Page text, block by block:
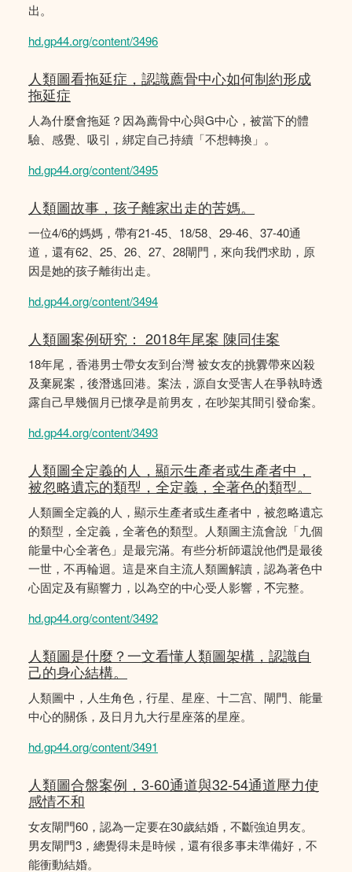
出。
hd.gp44.org/content/3496
人類圖看拖延症，認識薦骨中心如何制約形成
拖延症
人為什麼會拖延？因為薦骨中心與G中心，被當下的體
驗、感覺、吸引，綁定自己持續「不想轉換」。
hd.gp44.org/content/3495
人類圖故事，孩子離家出走的苦媽。
一位4/6的媽媽，帶有21-45、18/58、29-46、37-40通
道，還有62、25、26、27、28閘門，來向我們求助，原
因是她的孩子離街出走。
hd.gp44.org/content/3494
人類圖案例研究： 2018年尾案 陳同佳案
18年尾，香港男士帶女友到台灣 被女友的挑釁帶來凶殺
及棄屍案，後潛逃回港。案法，源自女受害人在爭執時透
露自己早幾個月已懷孕是前男友，在吵架其間引發命案。
hd.gp44.org/content/3493
人類圖全定義的人，顯示生產者或生產者中，
被忽略遺忘的類型，全定義，全著色的類型。
人類圖全定義的人，顯示生產者或生產者中，被忽略遺忘
的類型，全定義，全著色的類型。人類圖主流會說「九個
能量中心全著色」是最完滿。有些分析師還說他們是最後
一世，不再輪迴。這是來自主流人類圖解讀，認為著色中
心固定及有顯響力，以為空的中心受人影響，𣎴完整。
hd.gp44.org/content/3492
人類圖是什麼？一文看懂人類圖架構，認識自
己的身心結構。
人類圖中，人生角色，行星、星座、十二宫、閘門、能量
中心的關係，及日月九大行星座落的星座。
hd.gp44.org/content/3491
人類圖合盤案例，3-60通道與32-54通道壓力使
感情不和
女友閘門60，認為一定要在30歲結婚，不斷強迫男友。
男友閘門3，總覺得未是時候，還有很多事未準備好，不
能衝動結婚。